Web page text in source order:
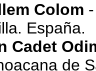
Colom
España.
Cadet
de